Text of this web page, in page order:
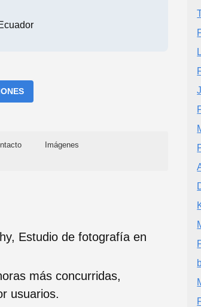
Imágenes
Estudio de fotografía en
más concurridas,
usuarios.